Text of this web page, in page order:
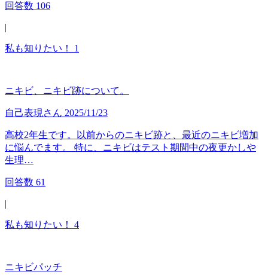
回答数 106
|
私も知りたい！ 1
ニキビ、ニキビ跡について。
自己表現 さん 2025/11/23
高校2年生です。以前からのニキビ跡と、最近のニキビ増加
に悩んでます。 特に、ニキビはテスト期間中の夜更かしや
生理…
回答数 61
|
私も知りたい！ 4
ニキビパッチ